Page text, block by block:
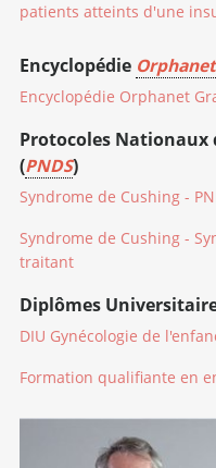
patients atteints d'une
Encyclopédie Orphanet
Encyclopédie Orphanet
Protocoles Nationaux
(PNDS)
Syndrome de Cushing -
Syndrome de Cushing -
traitant
Diplômes
DIU Gynécologie de
Formation qualifiante en